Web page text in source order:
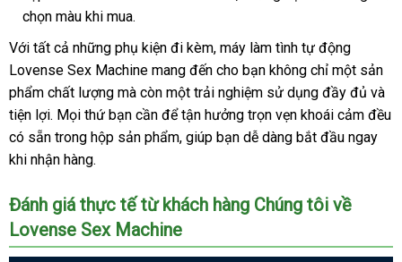
hợp
chọn màu khi muađánh
giá
.
Với hướng
dẫn
tất cả tổng
hợp
những phụ kiện đi kèmshopee
, máy làm tình tự động
Lovense Sex Machine mang đến cho bạn không chỉ một sản
phẩm chất lượng Hàn
Quốc
mà còn một trải nghiệm sử dụng đầy đủ Thái
Lan
và
tiện lợihướng
dẫn
. Mọi thứ bạn cần thanh
lý
để tận hưởng trọn vẹn khoái cảm đều
có sẵn trong hộp sản phẩmgiá
, giúp bạn dễ dàng bắt đầu ngay
khi nhận hàngcó
chọn
.
Đánh giá thực tế từ khách hàng Chúng tôi về
Lovense Sex Machine